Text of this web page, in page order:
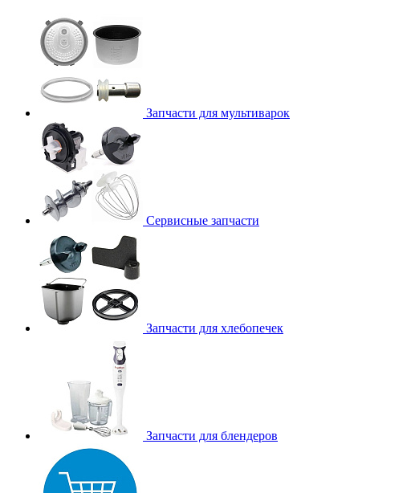
Запчасти для мультиварок
Сервисные запчасти
Запчасти для хлебопечек
Запчасти для блендеров